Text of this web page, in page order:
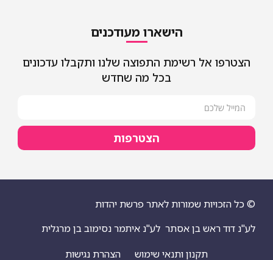
הישארו מעודכנים
אל רשימת התפוצה שלנו ותקבלו עדכונים
בכל מה שחדש
שמורות לאתר פרשת יהדות
בן אסתר לע"נ איתמר נסימוב בן מרגלית
תקנון ותנאי שימוש
הצהרת נגישות